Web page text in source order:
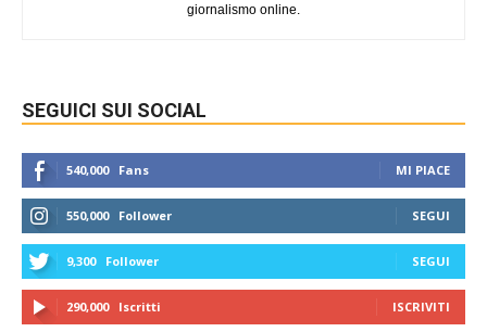
giornalismo online.
SEGUICI SUI SOCIAL
540,000 Fans MI PIACE
550,000 Follower SEGUI
9,300 Follower SEGUI
290,000 Iscritti ISCRIVITI